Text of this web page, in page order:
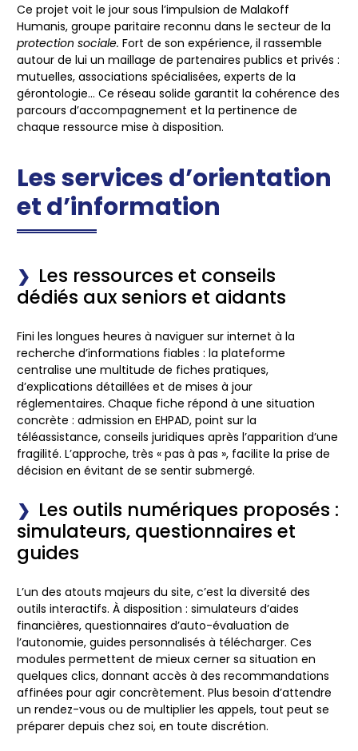
Ce projet voit le jour sous l’impulsion de Malakoff
Humanis, groupe paritaire reconnu dans le secteur de la
protection sociale. Fort de son expérience, il rassemble
autour de lui un maillage de partenaires publics et privés :
mutuelles, associations spécialisées, experts de la
gérontologie… Ce réseau solide garantit la cohérence des
parcours d’accompagnement et la pertinence de
chaque ressource mise à disposition.
Les services d’orientation
et d’information
Les ressources et conseils
dédiés aux seniors et aidants
Fini les longues heures à naviguer sur internet à la
recherche d’informations fiables : la plateforme
centralise une multitude de fiches pratiques,
d’explications détaillées et de mises à jour
réglementaires. Chaque fiche répond à une situation
concrète : admission en EHPAD, point sur la
téléassistance, conseils juridiques après l’apparition d’une
fragilité. L’approche, très « pas à pas », facilite la prise de
décision en évitant de se sentir submergé.
Les outils numériques proposés :
simulateurs, questionnaires et
guides
L’un des atouts majeurs du site, c’est la diversité des
outils interactifs. À disposition : simulateurs d’aides
financières, questionnaires d’auto-évaluation de
l’autonomie, guides personnalisés à télécharger. Ces
modules permettent de mieux cerner sa situation en
quelques clics, donnant accès à des recommandations
affinées pour agir concrètement. Plus besoin d’attendre
un rendez-vous ou de multiplier les appels, tout peut se
préparer depuis chez soi, en toute discrétion.